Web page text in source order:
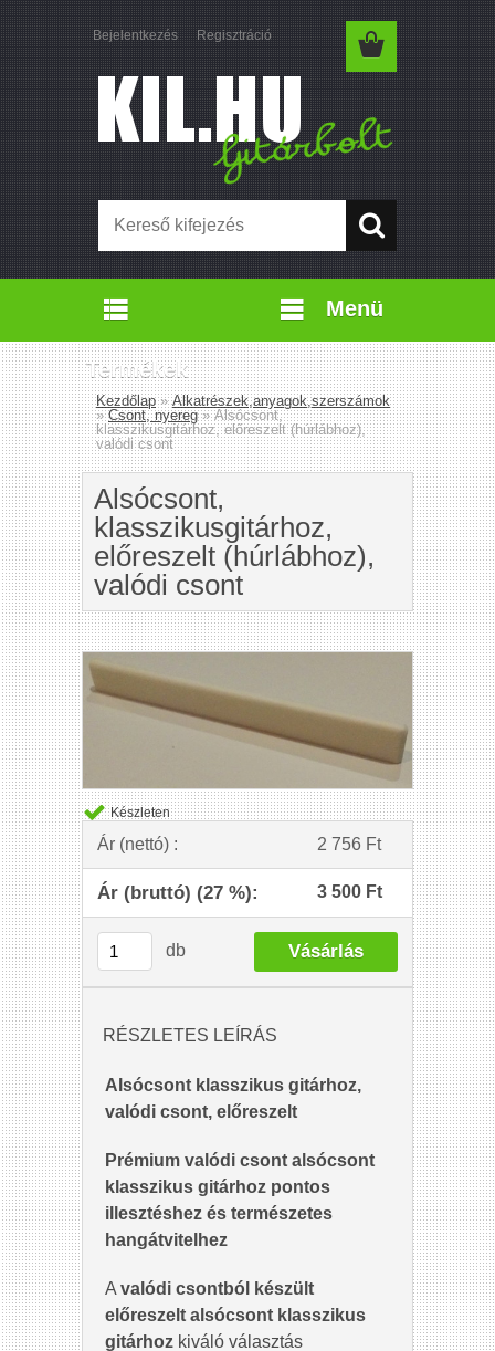
Bejelentkezés Regisztráció
Termékek
Menü
Kezdőlap » Alkatrészek,anyagok,szerszámok
» Csont, nyereg » Alsócsont,
klasszikusgitárhoz, előreszelt (húrlábhoz),
valódi csont
Alsócsont,
klasszikusgitárhoz,
előreszelt (húrlábhoz),
valódi csont
Készleten
Ár (nettó) : 2 756 Ft
Ár (bruttó) (27 %): 3 500 Ft
db
RÉSZLETES LEÍRÁS
Alsócsont klasszikus gitárhoz,
valódi csont, előreszelt
Prémium valódi csont alsócsont
klasszikus gitárhoz pontos
illesztéshez és természetes
hangátvitelhez
A valódi csontból készült
előreszelt alsócsont klasszikus
gitárhoz kiváló választás